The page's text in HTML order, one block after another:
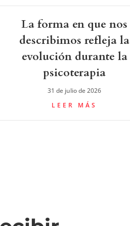
La forma en que nos
describimos refleja la
evolución durante la
psicoterapia
31 de julio de 2026
LEER MÁS